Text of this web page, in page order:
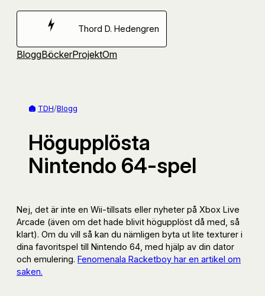
Hoppa
Thord D. Hedengren
BloggBöckerProjektOm
TDH/Blogg
Högupplösta
Nintendo 64-spel
Nej, det är inte en Wii-tillsats eller nyheter på Xbox Live
Arcade (även om det hade blivit högupplöst då med, så
klart). Om du vill så kan du nämligen byta ut lite texturer i
dina favoritspel till Nintendo 64, med hjälp av din dator
och emulering. Fenomenala Racketboy har en artikel om
saken.